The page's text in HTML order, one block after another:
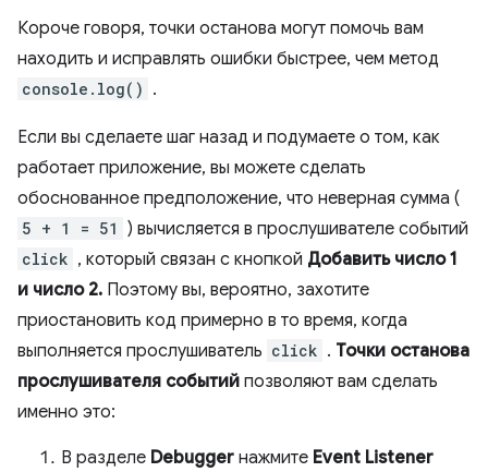
Короче говоря, точки останова могут помочь вам
находить и исправлять ошибки быстрее, чем метод
console.log() .
Если вы сделаете шаг назад и подумаете о том, как
работает приложение, вы можете сделать
обоснованное предположение, что неверная сумма (
5 + 1 = 51 ) вычисляется в прослушивателе событий
click , который связан с кнопкой Добавить число 1
и число 2. Поэтому вы, вероятно, захотите
приостановить код примерно в то время, когда
выполняется прослушиватель click . Точки останова
прослушивателя событий позволяют вам сделать
именно это:
В разделе Debugger нажмите Event Listener